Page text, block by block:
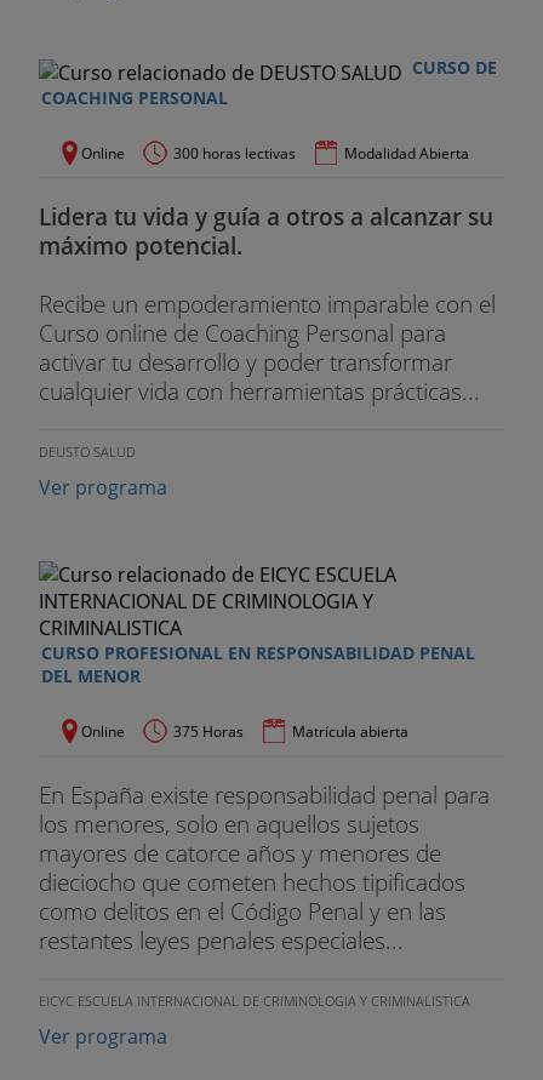
CURSO DE
COACHING PERSONAL
Online 300 horas lectivas Modalidad Abierta
Lidera tu vida y guía a otros a alcanzar su
máximo potencial.
Recibe un empoderamiento imparable con el
Curso online de Coaching Personal para
activar tu desarrollo y poder transformar
cualquier vida con herramientas prácticas...
DEUSTO SALUD
Ver programa
CURSO PROFESIONAL EN RESPONSABILIDAD PENAL
DEL MENOR
Online 375 Horas Matrícula abierta
En España existe responsabilidad penal para
los menores, solo en aquellos sujetos
mayores de catorce años y menores de
dieciocho que cometen hechos tipificados
como delitos en el Código Penal y en las
restantes leyes penales especiales...
EICYC ESCUELA INTERNACIONAL DE CRIMINOLOGIA Y CRIMINALISTICA
Ver programa